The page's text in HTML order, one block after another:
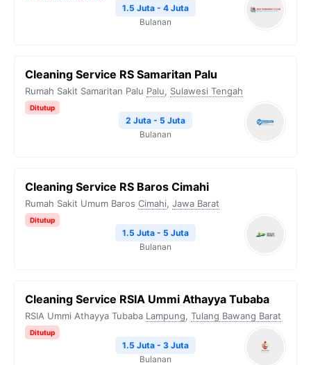
1.5 Juta - 4 Juta
Bulanan
Cleaning Service RS Samaritan Palu
Rumah Sakit Samaritan Palu Palu, Sulawesi Tengah
Ditutup
2 Juta - 5 Juta
Bulanan
Cleaning Service RS Baros Cimahi
Rumah Sakit Umum Baros Cimahi, Jawa Barat
Ditutup
1.5 Juta - 5 Juta
Bulanan
Cleaning Service RSIA Ummi Athayya Tubaba
RSIA Ummi Athayya Tubaba Lampung, Tulang Bawang Barat
Ditutup
1.5 Juta - 3 Juta
Bulanan